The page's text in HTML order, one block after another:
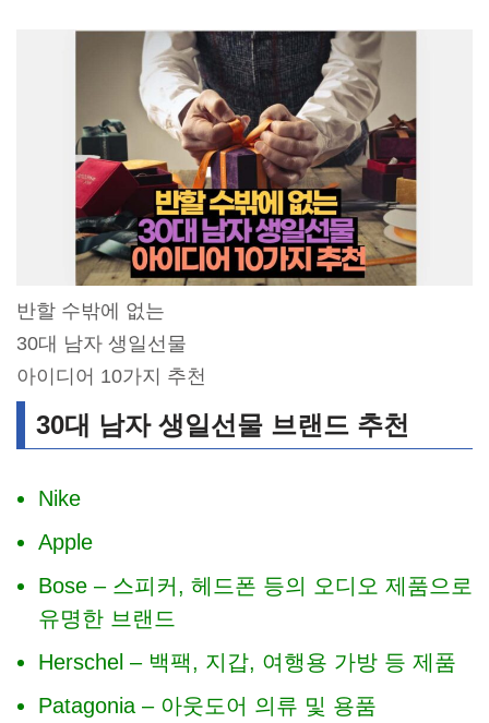
반할 수밖에 없는
30대 남자 생일선물
아이디어 10가지 추천
30대 남자 생일선물 브랜드 추천
Nike
Apple
Bose – 스피커, 헤드폰 등의 오디오 제품으로
유명한 브랜드
Herschel – 백팩, 지갑, 여행용 가방 등 제품
Patagonia – 아웃도어 의류 및 용품